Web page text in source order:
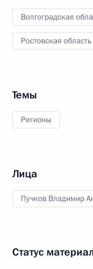
Волгоградская
Ростовская область
Темы
Регионы
Лица
Пучков Владимир
Статус